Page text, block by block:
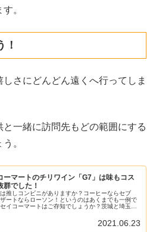
。
！
さにどんどん遠くへ行ってしま
一緒に訪問先もどの範囲にする
。
ーマートのチリワイン「G7」は味もコス
群でした！
推しコンビニがありますか？コーヒーならセブ
ートならローソン！というのはあくまでも一例で
イコーマートはご存知でしょうか？茨城と埼玉に
2021.06.23